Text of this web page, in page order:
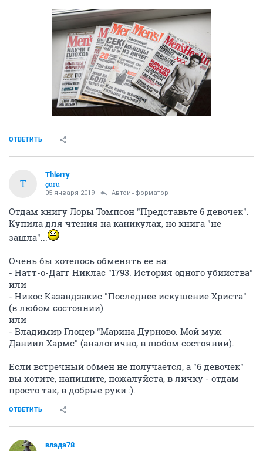
ОТВЕТИТЬ
T
Thierry
guru
05 января 2019 Автоинформатор
Отдам книгу Лоры Томпсон "Представьте 6 девочек".
Купила для чтения на каникулах, но книга "не
зашла"...
Очень бы хотелось обменять ее на:
- Натт-о-Дагг Никлас "1793. История одного убийства"
или
- Никос Казандзакис "Последнее искушение Христа"
(в любом состоянии)
или
- Владимир Глоцер "Марина Дурново. Мой муж
Даниил Хармс" (аналогично, в любом состоянии).
Если встречный обмен не получается, а "6 девочек"
вы хотите, напишите, пожалуйста, в личку - отдам
просто так, в добрые руки :).
ОТВЕТИТЬ
влада78